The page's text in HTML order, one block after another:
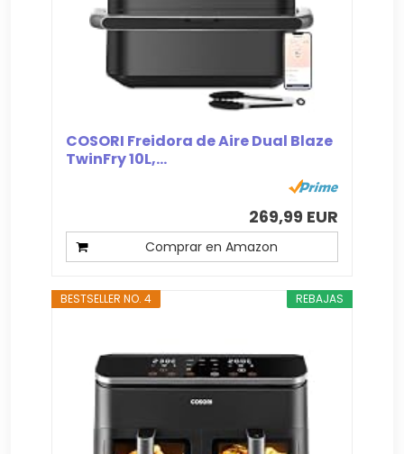
COSORI Freidora de Aire Dual Blaze
TwinFry 10L,...
269,99 EUR
Comprar en Amazon
REBAJAS
BESTSELLER NO. 4